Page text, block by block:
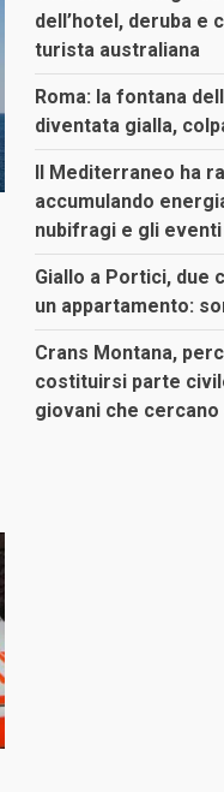
dell’hotel, deruba e
turista australiana
Roma: la fontana
diventata gialla,
Il Mediterraneo ha
accumulando
nubifragi e gli
Giallo a Portici, due
un appartamento:
Crans Montana,
costituirsi parte
giovani che